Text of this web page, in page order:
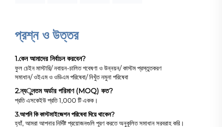
প্রশ্ন ও উত্তর
1.কেন আমাদের নির্বাচন করবেন?
ফুল চেইন মাস্টারি/ নবায়ন-চালিত গবেষণা ও উন্নয়ন/ কাস্টম প্রস্তুতকরণ
সমাধান/ ওইএম ও ওডিএম পরিষেবা/ নিখুঁত নমুনা পরিষেবা
2.ন্যूনতম অর্ডার পরিমাণ (MOQ) কত?
প্রতি এসকেইউ প্রতি 1,000 টি একক।
3.আপনি কি কাস্টমাইজেশন পরিষেবা দিয়ে থাকেন?
হ্যাঁ, আমরা আপনার নির্দিষ্ট প্রয়োজনগুলি পূরণ করতে অনুকূলিত সমাধান সরবরাহ করি।